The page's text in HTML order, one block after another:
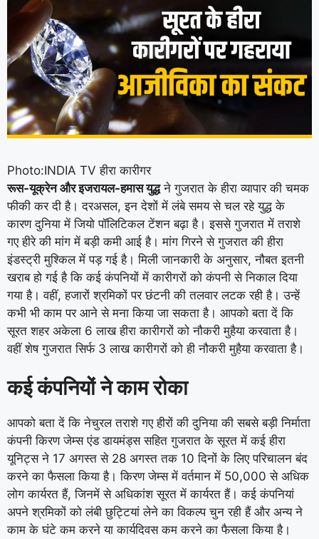
Photo:INDIA TVहीरा कारीगर
रूस-यूक्रेन और इजरायल-हमास युद्धने गुजरात के हीरा व्यापार की चमक
फीकी कर दी है। दरअसल, इन देशों में लंबे समय से चल रहे युद्ध के
कारण दुनिया में जियो पॉलिटिकल टेंशन बढ़ा है। इससे गुजरात में तराशे
गए हीरे की मांग में बड़ी कमी आई है। मांग गिरने से गुजरात की हीरा
इंडस्ट्री मुश्किल में पड़ गई है। मिली जानकारी के अनुसार, नौबत इतनी
खराब हो गई है कि कई कंपनियों में कारीगरों को कंपनी से निकाल दिया
गया है। वहीं, हजारों श्रमिकों पर छंटनी की तलवार लटक रही है। उन्हें
कभी भी काम पर आने से मना किया जा सकता है। आपको बता दें कि
सूरत शहर अकेला 6 लाख हीरा कारीगरों को नौकरी मुहैया करवाता है।
वहीं शेष गुजरात सिर्फ 3 लाख कारीगरों को ही नौकरी मुहैया करवाता है।
कई कंपनियों ने काम रोका
आपको बता दें कि नेचुरल तराशे गए हीरों की दुनिया की सबसे बड़ी निर्माता
कंपनी किरण जेम्स एंड डायमंड्स सहित गुजरात के सूरत में कई हीरा
यूनिट्स ने 17 अगस्त से 28 अगस्त तक 10 दिनों के लिए परिचालन बंद
करने का फैसला किया है। किरण जेम्स में वर्तमान में 50,000 से अधिक
लोग कार्यरत हैं, जिनमें से अधिकांश सूरत में कार्यरत हैं। कई कंपनियां
अपने श्रमिकों को लंबी छुट्टियां लेने का विकल्प चुन रही हैं और अन्य ने
काम के घंटे कम करने या कार्यदिवस कम करने का फैसला किया है।